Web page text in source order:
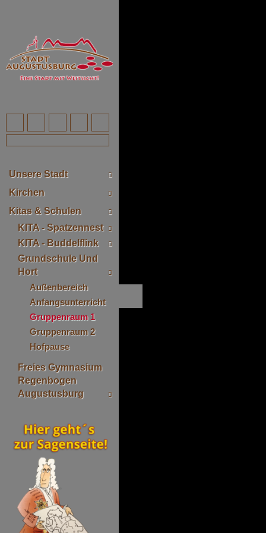
Unsere Stadt
Kirchen
Kitas & Schulen
KITA - Spatzennest
KITA - Buddelflink
Grundschule Und
Hort
Außenbereich
Anfangsunterricht
Gruppenraum 1
Gruppenraum 2
Hofpause
Freies Gymnasium
Regenbogen
Augustusburg